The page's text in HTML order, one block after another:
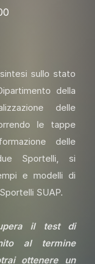
sullo stato
della
delle
le tappe
delle
Sportelli, si
e modelli di
SUAP.
il test di
al termine
ottenere un